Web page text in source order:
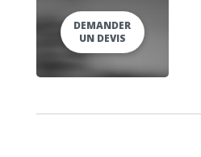
DEMANDER
UN DEVIS